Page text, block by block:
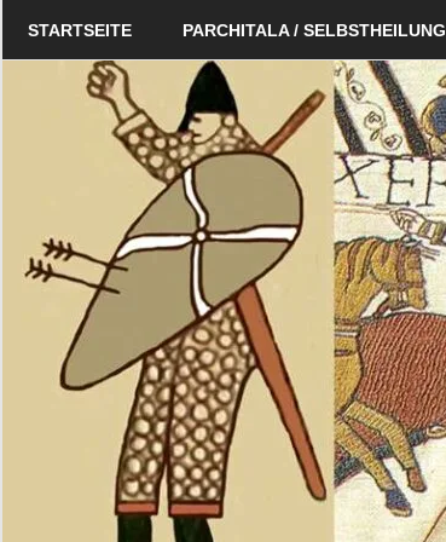
Schildverlag
STARTSEITE PARCHITALA / SELBSTHEILUNG